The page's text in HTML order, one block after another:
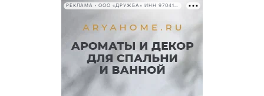
РЕКЛАМА • ООО «ДРУЖБА» ИНН 9704146411